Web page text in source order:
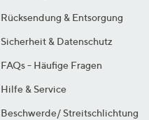
Rücksendung & Entsorgung
Sicherheit & Datenschutz
FAQs - Häufige Fragen
Hilfe & Service
Beschwerde/ Streitschlichtung